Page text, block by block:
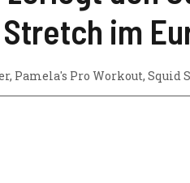
im
, Pamela's Pro Workout, Squid